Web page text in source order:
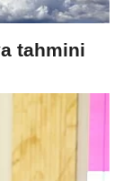
tahmini